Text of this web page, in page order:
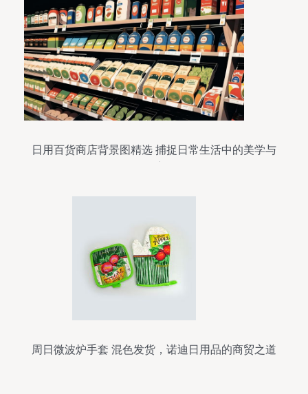
日用百货商店背景图精选 捕捉日常生活中的美学与
周日微波炉手套 混色发货，诺迪日用品的商贸之道